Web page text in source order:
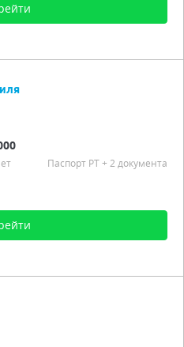
компаний со стабильным
Паспорт РT+ 2 документа